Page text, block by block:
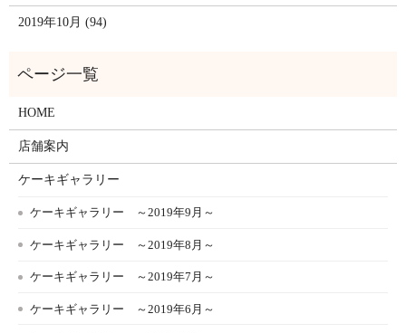
2019年10月 (94)
HOME
店舗案内
ケーキギャラリー
ケーキギャラリー ～2019年9月～
ケーキギャラリー ～2019年8月～
ケーキギャラリー ～2019年7月～
ケーキギャラリー ～2019年6月～